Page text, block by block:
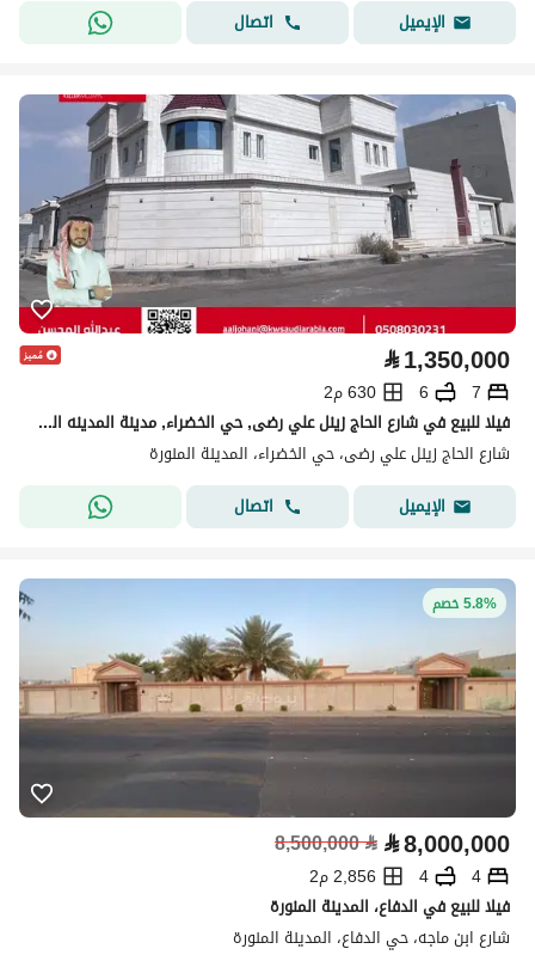
الإيميل
اتصال
⃁1,350,000
7
6
630 م2
فيلا للبيع في شارع الحاج زينل علي رضى, حي الخضراء, مدينة المدينه المنوره, منطقة المدينة المنورة
شارع الحاج زينل علي رضى، حي الخضراء، المدينة المنورة
الإيميل
اتصال
5.8% خصم
⃁8,000,000
⃁
8,500,000
4
4
2,856 م2
فيلا للبيع في الدفاع، المدينة المنورة
شارع ابن ماجه، حي الدفاع، المدينة المنورة